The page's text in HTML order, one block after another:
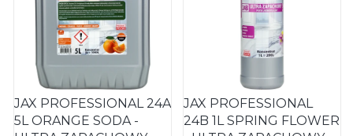
JAX PROFESSIONAL 24A
5L ORANGE SODA -
JAX PROFESSIONAL
24B 1L SPRING FLOWER